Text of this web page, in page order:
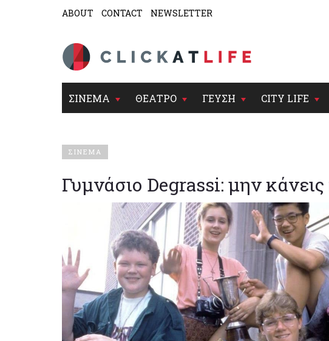
ABOUT CONTACT NEWSLETTER
ΣΙΝΕΜΑ ΘΕΑΤΡΟ ΓΕΥΣΗ CITY LIFE
ΣΙΝΕΜΑ
Γυμνάσιο Degrassi: μην